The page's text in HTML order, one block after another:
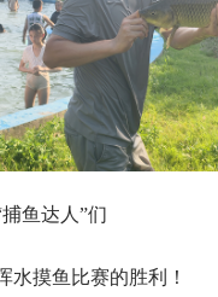
鱼达人”们
水摸鱼比赛的胜利！